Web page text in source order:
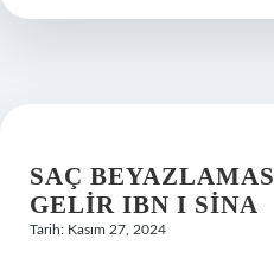
SAÇ
GELIR IBN I SINA
Tarih: Kasım 27, 2024